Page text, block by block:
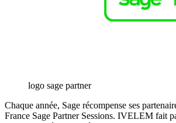
logo sage partner
Chaque année, Sage récompense ses
France Sage Partner Sessions. IVELEM fait